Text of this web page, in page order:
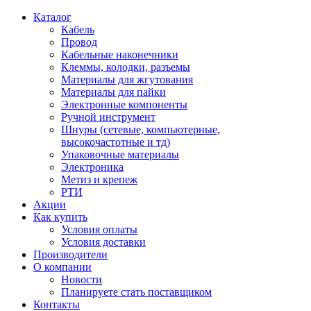
Каталог
Кабель
Провод
Кабельные наконечники
Клеммы, колодки, разъемы
Материалы для жгутования
Материалы для пайки
Электронные компоненты
Ручной инструмент
Шнуры (сетевые, компьютерные,
высокочастотные и тд)
Упаковочные материалы
Электроника
Метиз и крепеж
РТИ
Акции
Как купить
Условия оплаты
Условия доставки
Производители
О компании
Новости
Планируете стать поставщиком
Контакты